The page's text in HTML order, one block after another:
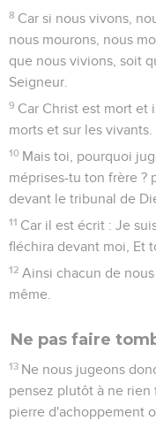
8 Car si nous vivons,
nous mourons, nous
que nous vivions, soit
Seigneur.
9 Car Christ est mort et
morts et sur les vivants.
10 Mais toi, pourquoi
méprises-tu ton frère ?
devant le tribunal de
11 Car il est écrit : Je
fléchira devant moi, Et
12 Ainsi chacun de
même.
Ne pas faire
13 Ne nous jugeons
pensez plutôt à ne
pierre d'achoppement